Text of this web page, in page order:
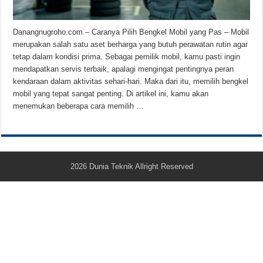
Teknologi Bikin Bisnis Makanan Kamu Makin Cuan! Begini Cara Buka
Danangnugroho.com – Caranya Pilih Bengkel Mobil yang Pas – Mobil
merupakan salah satu aset berharga yang butuh perawatan rutin agar
tetap dalam kondisi prima. Sebagai pemilik mobil, kamu pasti ingin
mendapatkan servis terbaik, apalagi mengingat pentingnya peran
kendaraan dalam aktivitas sehari-hari. Maka dari itu, memilih bengkel
mobil yang tepat sangat penting. Di artikel ini, kamu akan
menemukan beberapa cara memilih …
2026 Dunia Teknik Allright Reserved